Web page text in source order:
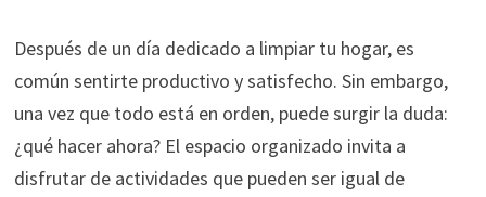
Después de un día dedicado a limpiar tu hogar, es
común sentirte productivo y satisfecho. Sin embargo,
una vez que todo está en orden, puede surgir la duda:
¿qué hacer ahora? El espacio organizado invita a
disfrutar de actividades que pueden ser igual de